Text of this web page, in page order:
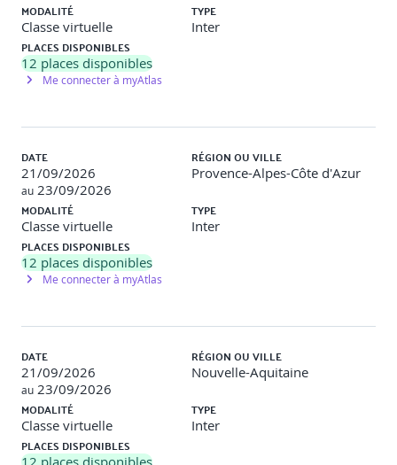
À l’issue de cette séquence, le participant est capable
d’appliquer les normes WCAG pour concevoir des interfaces
accessibles et inclusives.
Normes WCAG
Exemple de travaux pratiques : Audit d’accessibilité d’un
wireframe fourni, avec recommandations d’amélioration.
S10 - Prototypage & interactions
À l’issue de cette séquence, le participant est capable de
créer un prototype cliquable avec des animations et des
composants interactifs dans Figma
Liens, animations, composants interactifs
parcours utilisateur complet
Exemple de travaux pratiques : Création d’un prototype
cliquable d’un parcours utilisateur dans Figma.
Jour 3 : Tester & itérer (7h)
MODALITÉ
Classe virtuelle
TYPE
Inter
PLACES DISPONIBLES
12 places disponibles
Me connecter à myAtlas
DATE
21/09/2026
au 23/09/2026
RÉGION OU VILLE
Provence-Alpes-Côte d'Azur
MODALITÉ
Classe virtuelle
TYPE
Inter
PLACES DISPONIBLES
12 places disponibles
Me connecter à myAtlas
DATE
21/09/2026
au 23/09/2026
RÉGION OU VILLE
Nouvelle-Aquitaine
MODALITÉ
Classe virtuelle
TYPE
Inter
PLACES DISPONIBLES
12 places disponibles